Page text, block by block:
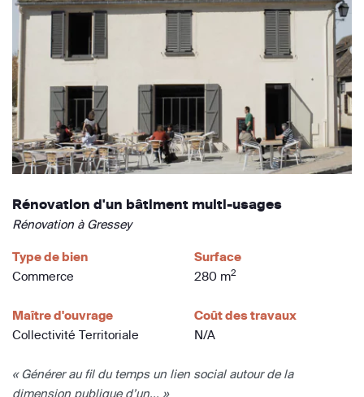
Rénovation d'un bâtiment multi-usages
Rénovation à Gressey
Type de bien
Commerce
Surface
280 m2
Maître d'ouvrage
Collectivité Territoriale
Coût des travaux
N/A
« Générer au fil du temps un lien social autour de la
dimension publique d’un... »